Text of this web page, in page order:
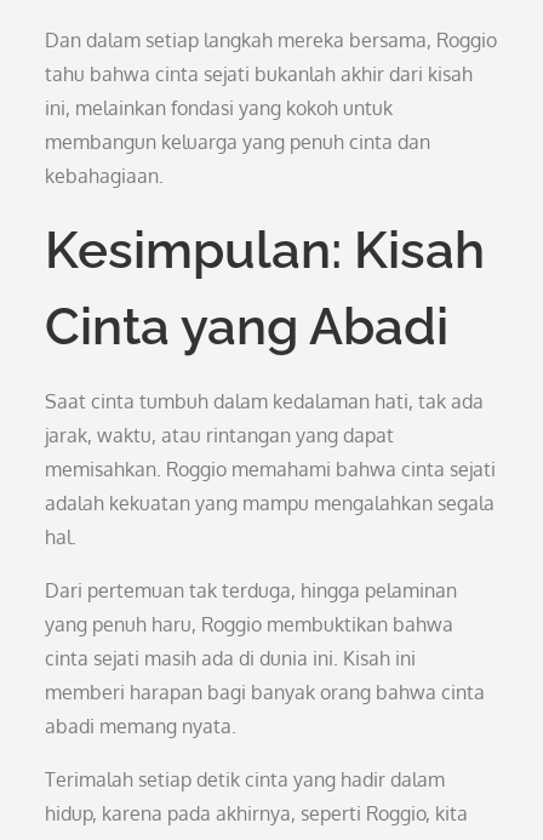
Dan dalam setiap langkah mereka bersama, Roggio
tahu bahwa cinta sejati bukanlah akhir dari kisah
ini, melainkan fondasi yang kokoh untuk
membangun keluarga yang penuh cinta dan
kebahagiaan.
Kesimpulan: Kisah
Cinta yang Abadi
Saat cinta tumbuh dalam kedalaman hati, tak ada
jarak, waktu, atau rintangan yang dapat
memisahkan. Roggio memahami bahwa cinta sejati
adalah kekuatan yang mampu mengalahkan segala
hal.
Dari pertemuan tak terduga, hingga pelaminan
yang penuh haru, Roggio membuktikan bahwa
cinta sejati masih ada di dunia ini. Kisah ini
memberi harapan bagi banyak orang bahwa cinta
abadi memang nyata.
Terimalah setiap detik cinta yang hadir dalam
hidup, karena pada akhirnya, seperti Roggio, kita